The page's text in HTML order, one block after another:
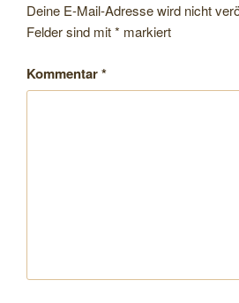
Deine E-Mail-Adresse wird nicht
Felder sind mit* markiert
Kommentar*